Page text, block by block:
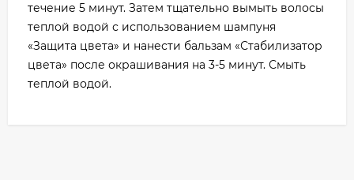
течение 5 минут. Затем тщательно вымыть волосы
теплой водой с использованием шампуня
«Защита цвета» и нанести бальзам «Стабилизатор
цвета» после окрашивания на 3-5 минут. Смыть
теплой водой.